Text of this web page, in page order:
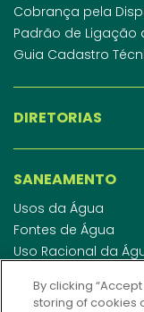
Cobrança pela
Padrão de Ligação
Guia Cadastro
DIRETORIAS
SANEAMENTO
Usos da Água
Fontes de Água
Uso Racional da
Esgotamento
By clicking
storing of cookies